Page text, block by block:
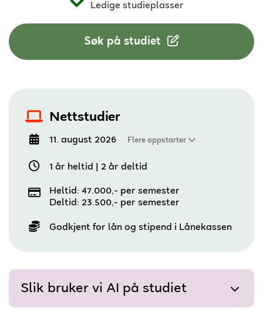
Ledige studieplasser
Søk på studiet
Nettstudier
11. august 2026 Flere oppstarter
1 år heltid 2 år deltid
Heltid: 47.000,- per semester
Deltid: 23.500,- per semester
Godkjent for lån og stipend i Lånekassen
Slik bruker vi AI på studiet